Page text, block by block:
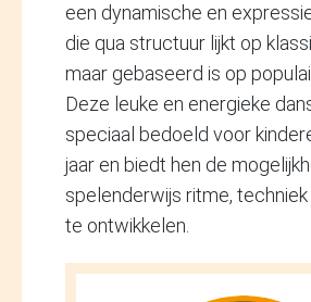
een dynamische en
die qua structuur lijkt op
maar gebaseerd is op
Deze leuke en energieke
speciaal bedoeld voor
jaar en biedt hen de
spelenderwijs ritme,
te ontwikkelen.